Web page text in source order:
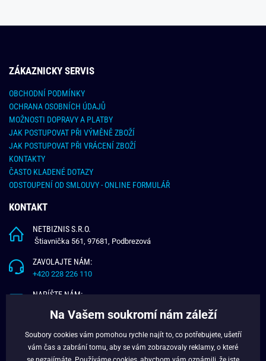
ZÁKAZNICKY SERVIS
OBCHODNÍ PODMÍNKY
OCHRANA OSOBNÍCH ÚDAJŮ
MOŽNOSTI DOPRAVY A PLATBY
JAK POSTUPOVAT PŘI VÝMĚNĚ ZBOŽÍ
JAK POSTUPOVAT PŘI VRÁCENÍ ZBOŽÍ
KONTAKTY
ČASTO KLADENÉ DOTAZY
ODSTOUPENÍ OD SMLOUVY - ONLINE FORMULÁŘ
KONTAKT
NETBIZNIS S.R.O.
Štiavnička 561, 97681, Podbrezová
ZAVOLAJTE NÁM:
+420 228 226 110
NAPÍŠTE NÁM:
O NÁS
Na Vašem soukromí nám záleží
Soubory cookies vám pomohou rychle najít to, co potřebujete, ušetří
vám čas a zabrání tomu, aby se vám zobrazovaly reklamy, o které